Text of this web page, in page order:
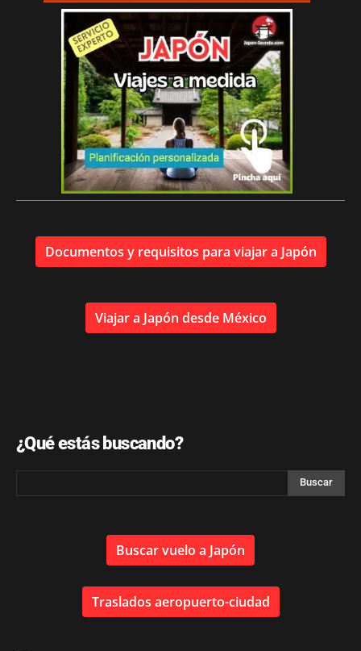
Documentos y requisitos para viajar a Japón
Viajar a Japón desde México
¿Qué estás buscando?
Buscar vuelo a Japón
Traslados aeropuerto-ciudad